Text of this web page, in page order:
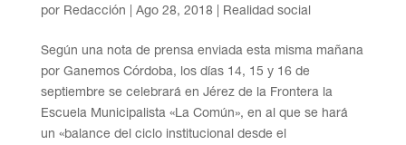
por Redacción Ago 28, 2018 Realidad social
Según una nota de prensa enviada esta misma mañana
por Ganemos Córdoba, los días 14, 15 y 16 de
septiembre se celebrará en Jérez de la Frontera la
Escuela Municipalista «La Común», en al que se hará
un «balance del ciclo institucional desde el